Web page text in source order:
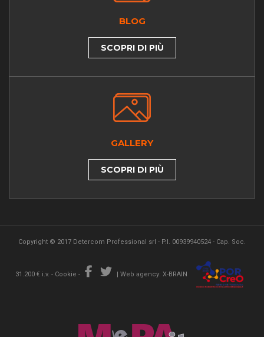
BLOG
SCOPRI DI PIÙ
GALLERY
SCOPRI DI PIÙ
Copyright © 2017 Detercom Professional srl - P.I. 00939940524 - Cap. Soc.
31.200 € i.v. - Cookie - | Web agency: X-BRAIN